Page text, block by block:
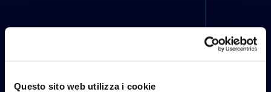
Questo sito web utilizza i cookie